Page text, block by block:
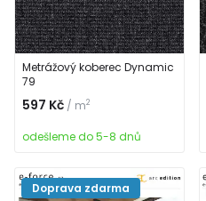
Metrážový koberec Dynamic
79
597 Kč / m2
odešleme do 5-8 dnů
Doprava zdarma